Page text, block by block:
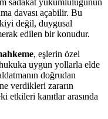
sadakat yükümlülüğünün
davası açabilir. Bu
değil, duygusal
edilen bir konudur.
, eşlerin özel
uygun yollarla elde
doğrudan
verdikleri zararın
etkileri kanıtlar arasında